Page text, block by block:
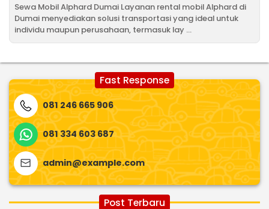
Sewa Mobil Alphard Dumai Layanan rental mobil Alphard di
Dumai menyediakan solusi transportasi yang ideal untuk
individu maupun perusahaan, termasuk lay ...
Fast Response
081 246 665 906
081 334 603 687
admin@example.com
Post Terbaru